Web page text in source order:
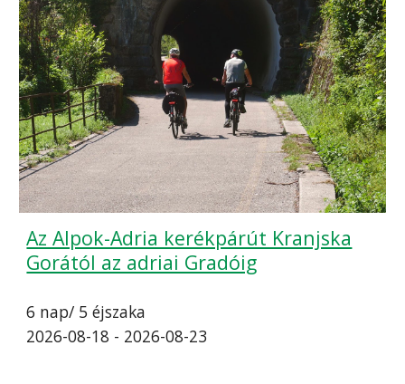
Az Alpok-Adria kerékpárút Kranjska
Gorától az adriai Gradóig
6 nap/ 5 éjszaka
2026-08-18 - 2026-08-23